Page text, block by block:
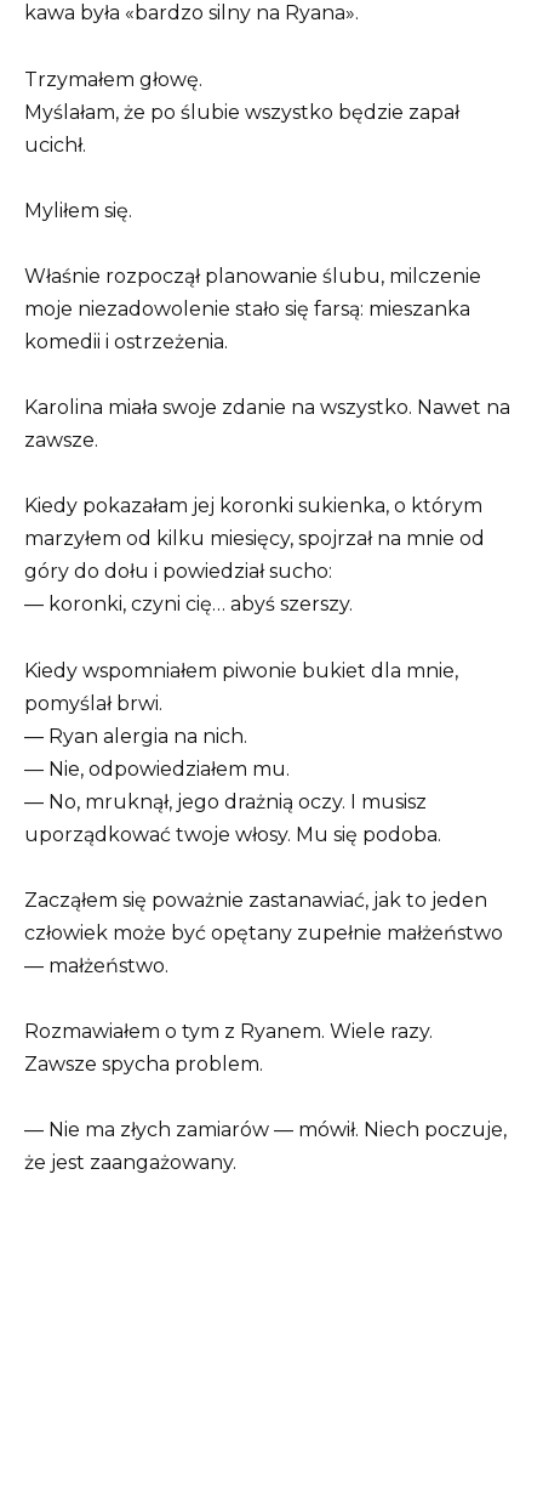
kawa była «bardzo silny na Ryana».
Trzymałem głowę.
Myślałam, że po ślubie wszystko będzie zapał
ucichł.
Myliłem się.
Właśnie rozpoczął planowanie ślubu, milczenie
moje niezadowolenie stało się farsą: mieszanka
komedii i ostrzeżenia.
Karolina miała swoje zdanie na wszystko. Nawet na
zawsze.
Kiedy pokazałam jej koronki sukienka, o którym
marzyłem od kilku miesięcy, spojrzał na mnie od
góry do dołu i powiedział sucho:
— koronki, czyni cię… abyś szerszy.
Kiedy wspomniałem piwonie bukiet dla mnie,
pomyślał brwi.
— Ryan alergia na nich.
— Nie, odpowiedziałem mu.
— No, mruknął, jego drażnią oczy. I musisz
uporządkować twoje włosy. Mu się podoba.
Zacząłem się poważnie zastanawiać, jak to jeden
człowiek może być opętany zupełnie małżeństwo
— małżeństwo.
Rozmawiałem o tym z Ryanem. Wiele razy.
Zawsze spycha problem.
— Nie ma złych zamiarów — mówił. Niech poczuje,
że jest zaangażowany.